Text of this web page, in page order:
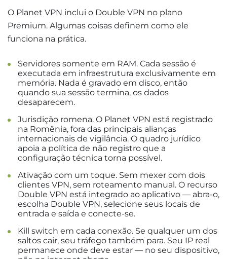
O Planet VPN inclui o Double VPN no plano
Premium. Algumas coisas definem como ele
funciona na prática.
Servidores somente em RAM. Cada sessão é
executada em infraestrutura exclusivamente em
memória. Nada é gravado em disco, então
quando sua sessão termina, os dados
desaparecem.
Jurisdição romena. O Planet VPN está registrado
na Romênia, fora das principais alianças
internacionais de vigilância. O quadro jurídico
apoia a política de não registro que a
configuração técnica torna possível.
Ativação com um toque. Sem mexer com dois
clientes VPN, sem roteamento manual. O recurso
Double VPN está integrado ao aplicativo — abra-o,
escolha Double VPN, selecione seus locais de
entrada e saída e conecte-se.
Kill switch em cada conexão. Se qualquer um dos
saltos cair, seu tráfego também para. Seu IP real
permanece onde deve estar — no seu dispositivo,